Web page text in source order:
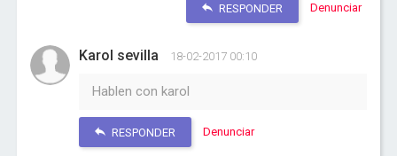
RESPONDER Denunciar
Karol sevilla 18-02-2017 00:10
Hablen con karol
RESPONDER Denunciar